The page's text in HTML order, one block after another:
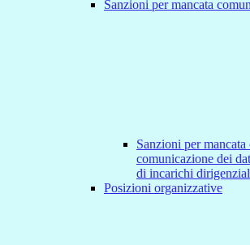
Sanzioni per mancata
Sanzioni per
comunicazione dei
di incarichi
Posizioni organizzative